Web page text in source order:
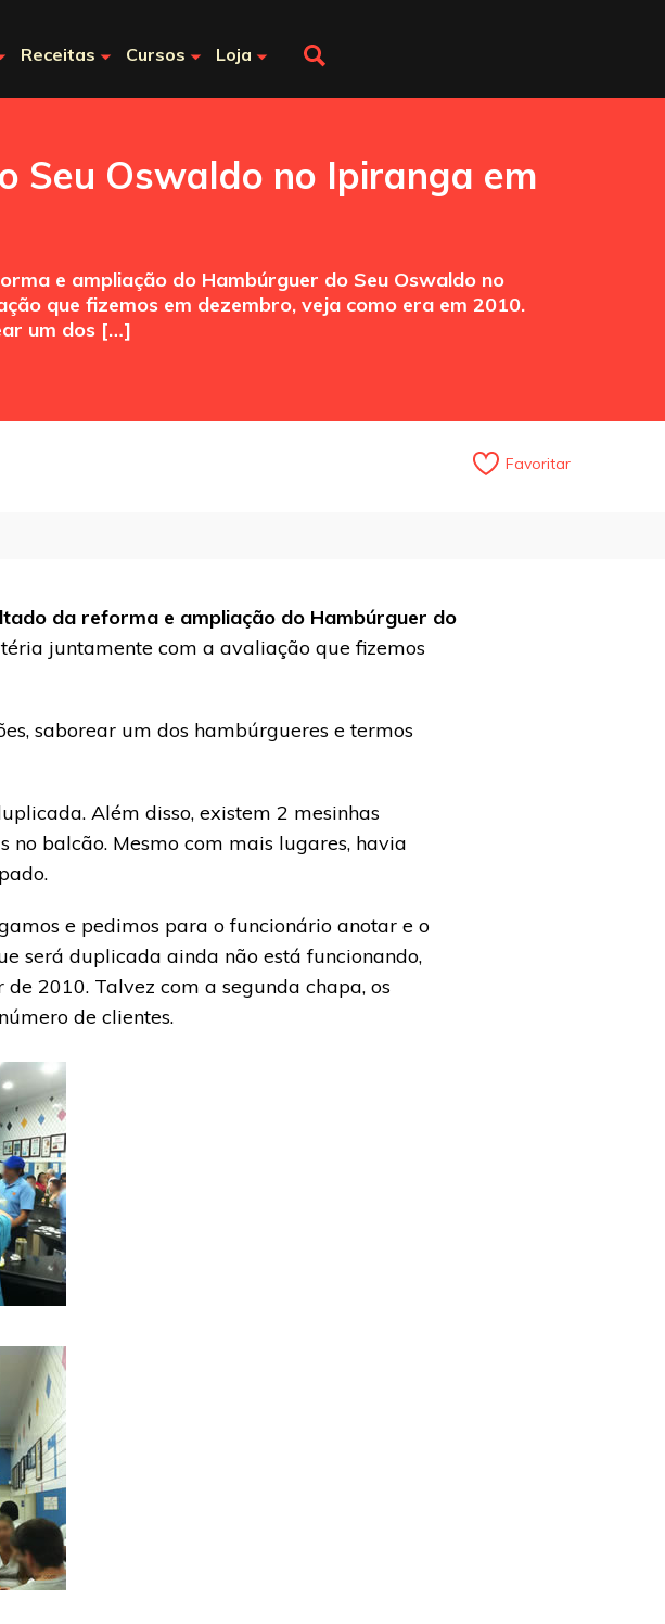
Receitas Cursos Loja
Seu Oswaldo no Ipiranga em
e ampliação do Hambúrguer do Seu Oswaldo no
que fizemos em dezembro, veja como era em 2010.
um dos […]
Favoritar
da reforma e ampliação do Hambúrguer do
juntamente com a avaliação que fizemos
saborear um dos hambúrgueres e termos
Além disso, existem 2 mesinhas
no balcão. Mesmo com mais lugares, havia
e pedimos para o funcionário anotar e o
será duplicada ainda não está funcionando,
2010. Talvez com a segunda chapa, os
de clientes.